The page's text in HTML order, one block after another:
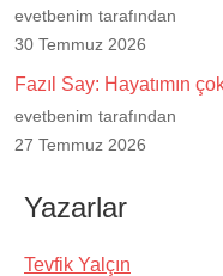
evetbenim tarafından
30 Temmuz 2026
Fazıl Say: Hayatımın
evetbenim tarafından
27 Temmuz 2026
Yazarlar
Tevfik Yalçın